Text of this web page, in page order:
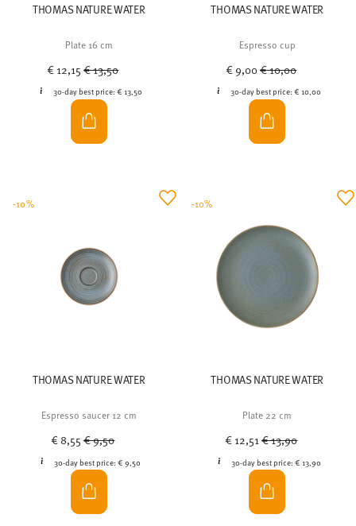
THOMAS NATURE WATER
Plate 16 cm
€ 12,15Price reduced from
€ 13,50
30-day best price: € 13,50
THOMAS NATURE WATER
Espresso cup
€ 9,00Price reduced from
€ 10,00
30-day best price:€ 10,00
THOMAS NATURE WATER
Espresso saucer 12 cm
€ 8,55Price reduced from
€ 9,50
30-day best price:€ 9,50
-10%
THOMAS NATURE WATER
Plate 22 cm
€ 12,51Price reduced from
€ 13,90
30-day best price: € 13,90
-10%